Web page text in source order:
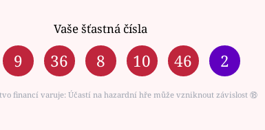
Vaše šťastná čísla
9 36 8 10 46 2
financí varuje: Účastí na hazardní hře může vzniknout závislost ⑱